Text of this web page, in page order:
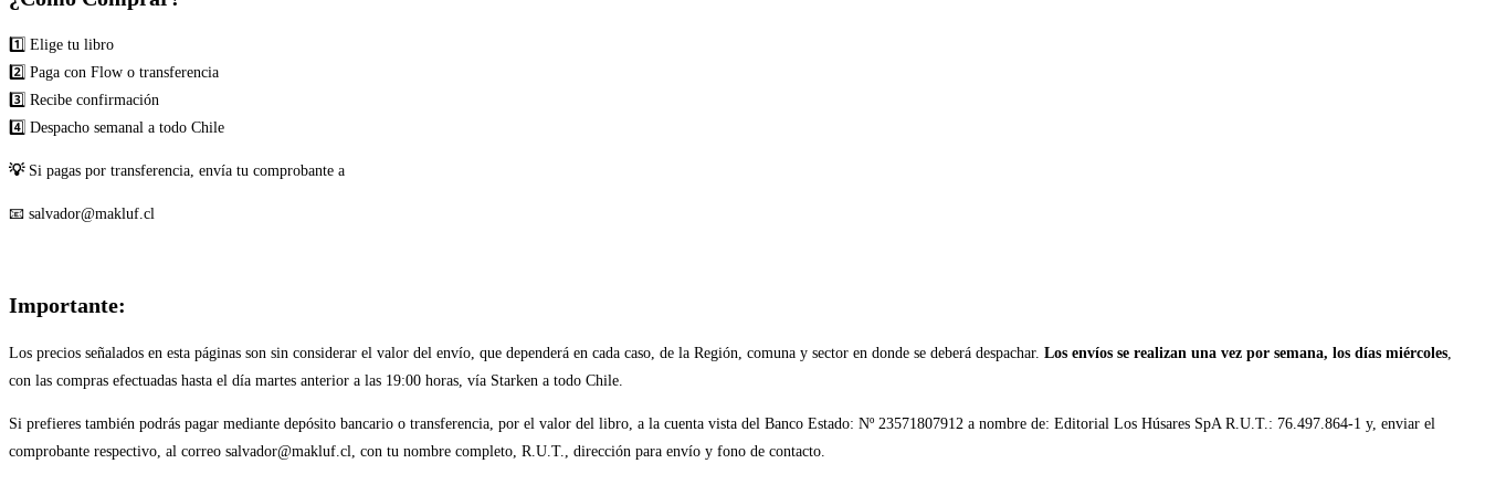
1️⃣ Elige tu libro
2️⃣ Paga con Flow o transferencia
3️⃣ Recibe confirmación
4️⃣ Despacho semanal a todo Chile
💡 Si pagas por transferencia, envía tu comprobante a
📧 salvador@makluf.cl
Importante:
Los precios señalados en esta páginas son sin considerar el valor del envío, que dependerá en cada caso, de la Región, comuna y sector en donde se deberá despachar. Los envíos se realizan una vez por semana, los días miércoles
con las compras efectuadas hasta el día martes anterior a las 19:00 horas, vía Starken a todo Chile.
Si prefieres también podrás pagar mediante depósito bancario o transferencia, por el valor del libro, a la cuenta vista del Banco Estado: Nº 23571807912 a nombre de: Editorial Los Húsares SpA R.U.T.: 76.497.864-1 y, enviar el
comprobante respectivo, al correo salvador@makluf.cl, con tu nombre completo, R.U.T., dirección para envío y fono de contacto.